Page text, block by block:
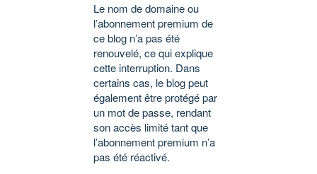
Le nom de domaine ou
l’abonnement premium de
ce blog n’a pas été
renouvelé, ce qui explique
cette interruption. Dans
certains cas, le blog peut
également être protégé par
un mot de passe, rendant
son accès limité tant que
l’abonnement premium n’a
pas été réactivé.